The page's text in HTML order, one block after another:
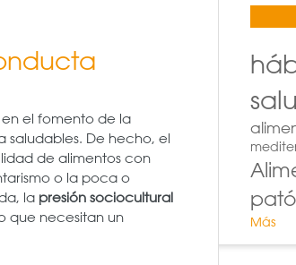
en el fomento de la
De hecho, el
de alimentos con
o la poca o
la presión sociocultural
que necesitan un
Más